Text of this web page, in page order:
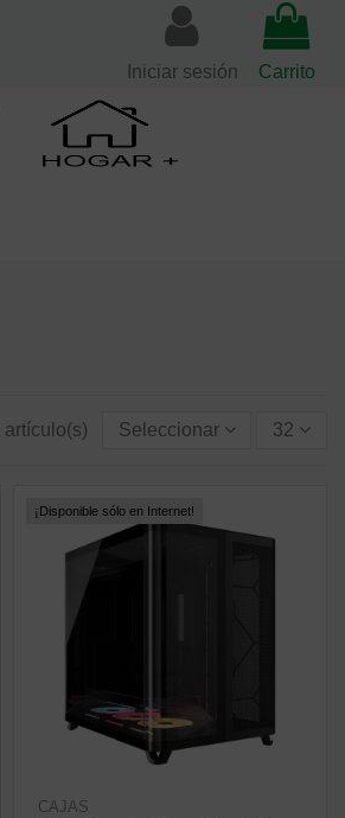
Iniciar sesión Carrito
artículo(s) Seleccionar 32
¡Disponible sólo en Internet!
CAJAS